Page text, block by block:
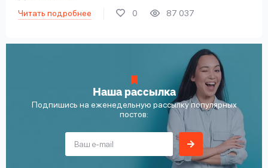
Читать подробнее 0 87 037
Наша рассылка
Подпишись на еженедельную рассылку популярных
постов: